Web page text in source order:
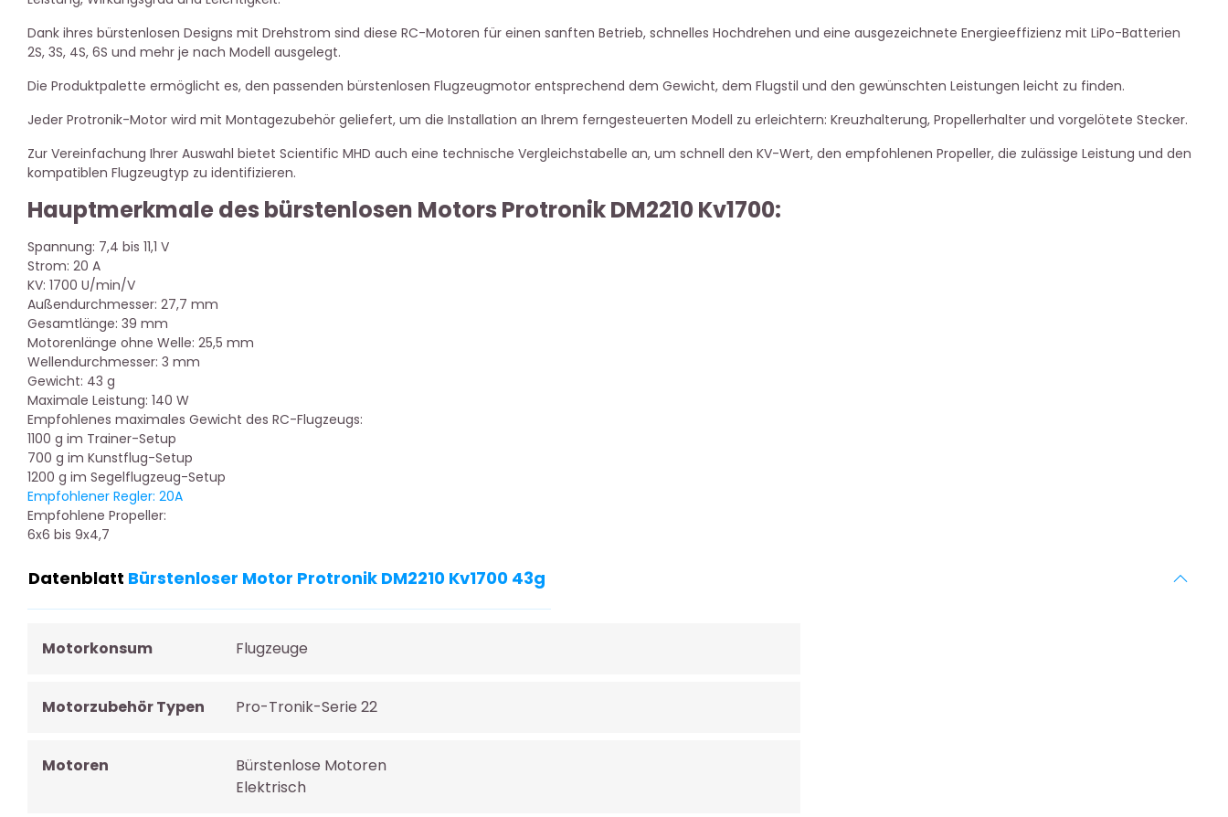
Dank ihres bürstenlosen Designs mit Drehstrom sind diese RC-Motoren für einen sanften Betrieb, schnelles Hochdrehen und eine ausgezeichnete Energieeffizienz mit LiPo-Batterien
2S, 3S, 4S, 6S und mehr je nach Modell ausgelegt.
Die Produktpalette ermöglicht es, den passenden bürstenlosen Flugzeugmotor entsprechend dem Gewicht, dem Flugstil und den gewünschten Leistungen leicht zu finden.
Jeder Protronik-Motor wird mit Montagezubehör geliefert, um die Installation an Ihrem ferngesteuerten Modell zu erleichtern: Kreuzhalterung, Propellerhalter und vorgelötete Stecker.
Zur Vereinfachung Ihrer Auswahl bietet Scientific MHD auch eine technische Vergleichstabelle an, um schnell den KV-Wert, den empfohlenen Propeller, die zulässige Leistung und den
kompatiblen Flugzeugtyp zu identifizieren.
Hauptmerkmale des bürstenlosen Motors Protronik DM2210 Kv1700:
Spannung: 7,4 bis 11,1 V
Strom: 20 A
KV: 1700 U/min/V
Außendurchmesser: 27,7 mm
Gesamtlänge: 39 mm
Motorenlänge ohne Welle: 25,5 mm
Wellendurchmesser: 3 mm
Gewicht: 43 g
Maximale Leistung: 140 W
Empfohlenes maximales Gewicht des RC-Flugzeugs:
1100 g im Trainer-Setup
700 g im Kunstflug-Setup
1200 g im Segelflugzeug-Setup
Empfohlener Regler: 20A
Empfohlene Propeller:
6x6 bis 9x4,7
Datenblatt Bürstenloser Motor Protronik DM2210 Kv1700 43g
Motorkonsum Flugzeuge
Motorzubehör Typen Pro-Tronik-Serie 22
Motoren
Bürstenlose Motoren
Elektrisch